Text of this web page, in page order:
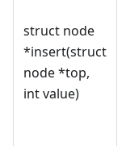
struct node
*insert(struct
node *top,
int value)